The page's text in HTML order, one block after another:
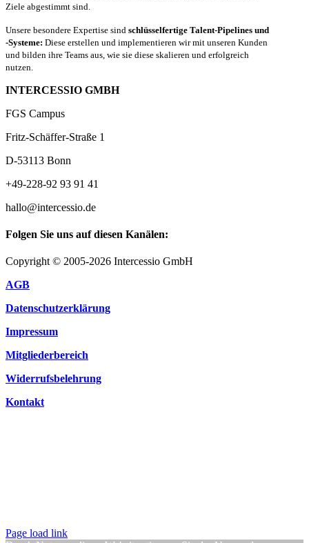
Ziele abgestimmt sind.
Unsere besondere Expertise sind schlüsselfertige Talent-Pipelines und
-Systeme: Diese erstellen und implementieren wir mit unseren Kunden
und bilden ihre Teams aus, wie sie diese skalieren und erfolgreich
nutzen.
INTERCESSIO GMBH
FGS Campus
Fritz-Schäffer-Straße 1
D-53113 Bonn
+49-228-92 93 91 41
hallo@intercessio.de
Folgen Sie uns auf diesen Kanälen:
Copyright © 2005-2026 Intercessio GmbH
AGB
Datenschutzerklärung
Impressum
Mitgliederbereich
Widerrufsbelehrung
Kontakt
Page load link